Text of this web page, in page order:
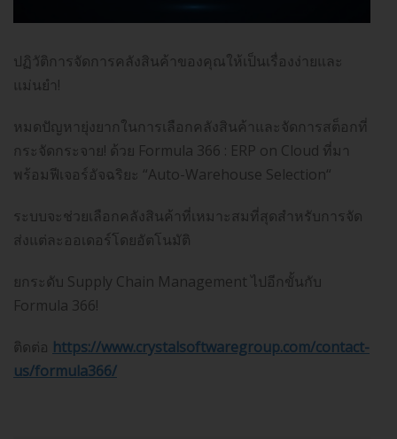
ปฏิวัติการจัดการคลังสินค้าของคุณให้เป็นเรื่องง่ายและ
แม่นยำ!
หมดปัญหายุ่งยากในการเลือกคลังสินค้าและจัดการสต็อกที่
กระจัดกระจาย! ด้วย Formula 366 : ERP on Cloud ที่มา
พร้อมฟีเจอร์อัจฉริยะ “Auto-Warehouse Selection“
ระบบจะช่วยเลือกคลังสินค้าที่เหมาะสมที่สุดสำหรับการจัด
ส่งแต่ละออเดอร์โดยอัตโนมัติ
ยกระดับ Supply Chain Management ไปอีกขั้นกับ
Formula 366!
ติดต่อ https://www.crystalsoftwaregroup.com/contact-
us/formula366/